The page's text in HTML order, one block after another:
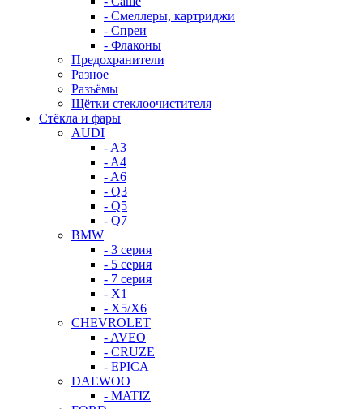
- Смеллеры, картриджи
- Спреи
- Флаконы
Предохранители
Разное
Разъёмы
Щётки стеклоочистителя
Стёкла и фары
AUDI
- A3
- A4
- A6
- Q3
- Q5
- Q7
BMW
- 3 серия
- 5 серия
- 7 серия
- X1
- X5/X6
CHEVROLET
- AVEO
- CRUZE
- EPICA
DAEWOO
- MATIZ